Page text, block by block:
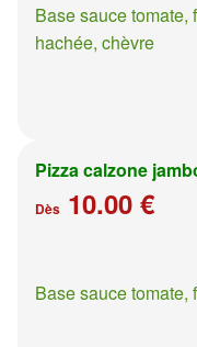
Base sauce
hachée, chèvre
Pizza calzone
Dès 10.00 €
Base sauce tomate,